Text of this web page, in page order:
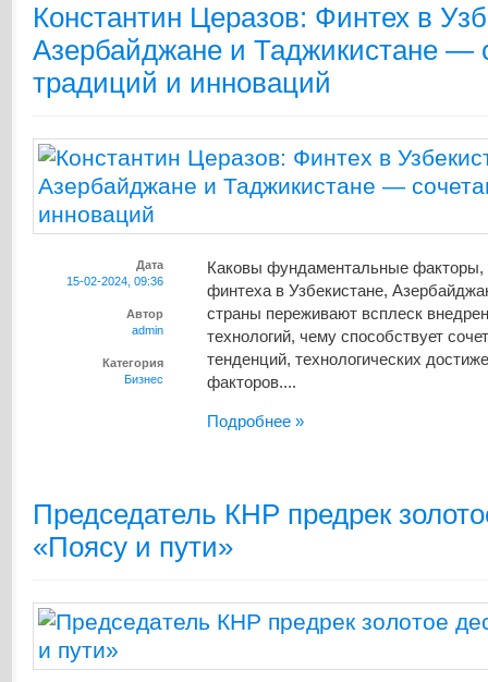
Константин Церазов: Финтех в
Азербайджане и Таджикистане —
традиций и инноваций
Дата
15-02-2024, 09:36
Автор
admin
Категория
Бизнес
Каковы фундаментальные факторы,
финтеха в Узбекистане,
страны переживают всплеск
технологий, чему способствует
тенденций, технологических
факторов....
Подробнее »
Председатель КНР предрек
«Поясу и пути»